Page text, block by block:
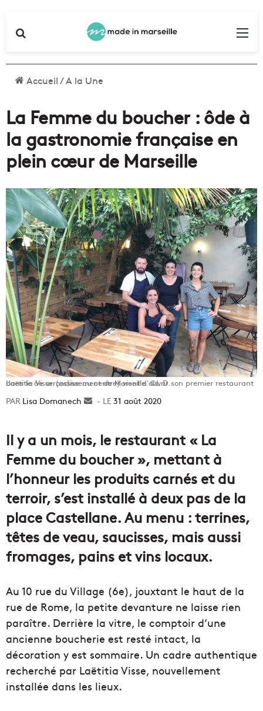
Accueil/A la Une
La Femme du boucher : ôde à
la gastronomie française en
plein cœur de Marseille
Laëtitia Visse (assise au centre) vient d'ouvrir son premier restaurant dans le 6e arrondissement de Marseille. ©L.D.
Lisa Domanech
Envoyer31 août 2020
Il y a un mois, le restaurant « La
Femme du boucher », mettant à
l’honneur les produits carnés et du
terroir, s’est installé à deux pas de la
place Castellane. Au menu : terrines,
têtes de veau, saucisses, mais aussi
fromages, pains et vins locaux.
Au 10 rue du Village (6e), jouxtant le haut de la
rue de Rome, la petite devanture ne laisse rien
paraître. Derrière la vitre, le comptoir d’une
ancienne boucherie est resté intact, la
décoration y est sommaire. Un cadre authentique
recherché par Laëtitia Visse, nouvellement
installée dans les lieux.